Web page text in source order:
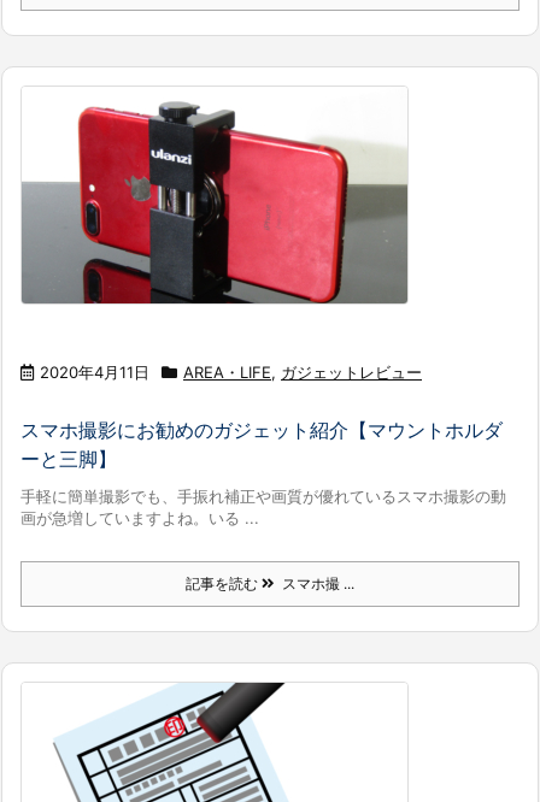
2020年4月11日 AREA・LIFE, ガジェットレビュー
スマホ撮影にお勧めのガジェット紹介【マウントホルダ
ーと三脚】
手軽に簡単撮影でも、手振れ補正や画質が優れているスマホ撮影の動
画が急増していますよね。いる ...
記事を読む スマホ撮 ...